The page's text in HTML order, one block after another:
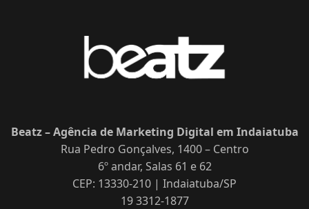
Beatz – Agência de Marketing Digital em Indaiatuba
Rua Pedro Gonçalves, 1400 – Centro
6º andar, Salas 61 e 62
CEP: 13330-210 | Indaiatuba/SP
19 3312-1877